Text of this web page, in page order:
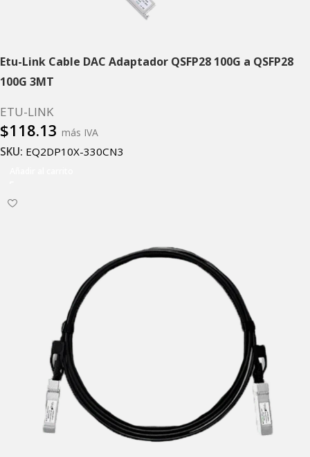
Etu-Link Cable DAC Adaptador QSFP28 100G a QSFP28
100G 3MT
ETU-LINK
$118.13 más IVA
SKU: EQ2DP10X-330CN3